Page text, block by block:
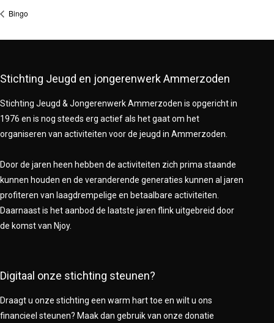
Bingo
Stichting Jeugd en jongerenwerk Ammerzoden
Stichting Jeugd & Jongerenwerk Ammerzoden is opgericht in
1976 en is nog steeds erg actief als het gaat om het
organiseren van activiteiten voor de jeugd in Ammerzoden.
Door de jaren heen hebben de activiteiten zich prima staande
kunnen houden en de veranderende generaties kunnen al jaren
profiteren van laagdrempelige en betaalbare activiteiten.
Daarnaast is het aanbod de laatste jaren flink uitgebreid door
de komst van Njoy.
Digitaal onze stichting steunen?
Draagt u onze stichting een warm hart toe en wilt u ons
financieel steunen? Maak dan gebruik van onze donatie